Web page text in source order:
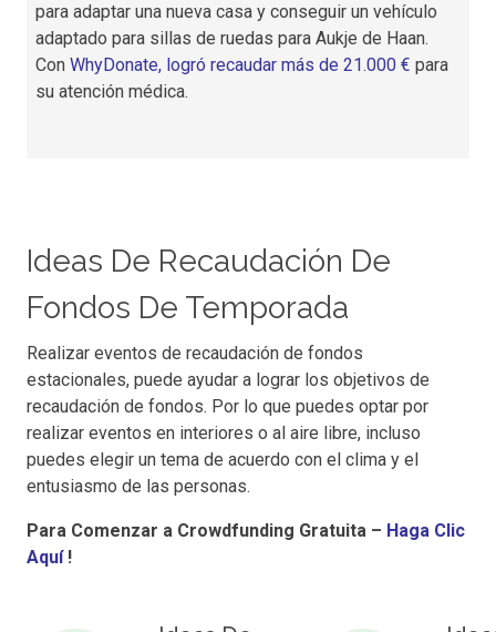
para adaptar una nueva casa y conseguir un vehículo
adaptado para sillas de ruedas para Aukje de Haan.
Con WhyDonate, logró recaudar más de 21.000 € para
su atención médica.
Ideas De Recaudación De
Fondos De Temporada
Realizar eventos de recaudación de fondos
estacionales, puede ayudar a lograr los objetivos de
recaudación de fondos. Por lo que puedes optar por
realizar eventos en interiores o al aire libre, incluso
puedes elegir un tema de acuerdo con el clima y el
entusiasmo de las personas.
Para Comenzar a Crowdfunding Gratuita – Haga Clic
Aquí!